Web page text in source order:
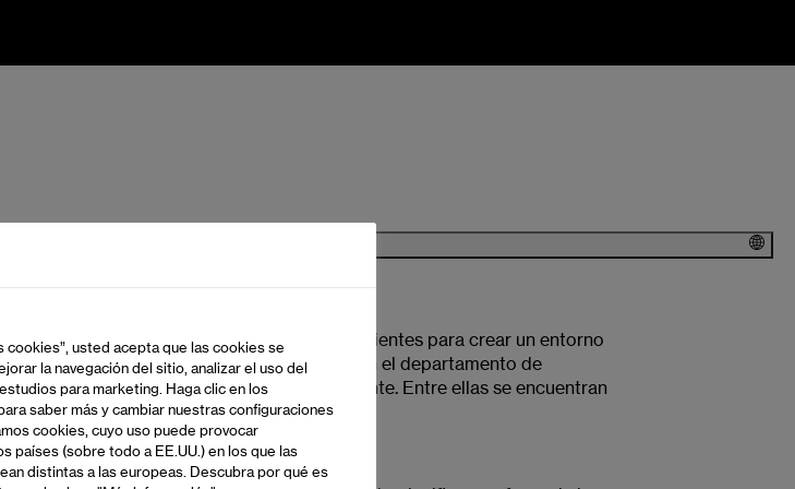
deben alcanzarse. Como tales, no son suficientes para crear un entorno
planificación conforme a la ley. Por ello, en el departamento de
normas reconocidas internacionalmente. Entre ellas se encuentran
cookies”, usted acepta que las cookies se
la navegación del sitio, analizar el uso del
para marketing. Haga clic en los
saber más y cambiar nuestras configuraciones
cookies, cuyo uso puede provocar
países (sobre todo a EE.UU.) en los que las
distintas a las europeas. Descubra por qué es